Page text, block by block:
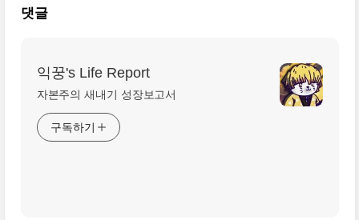
댓글
익꿍's Life Report
자본주의 새내기 성장보고서
구독하기